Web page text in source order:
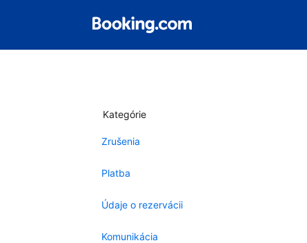
Kategórie
Zrušenia
Platba
Údaje o rezervácii
Komunikácia